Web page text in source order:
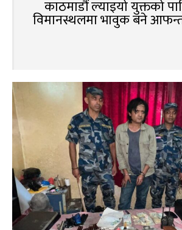
काठमाडौं ल्याइयो युक्तको
विमानस्थलमा भावुक बने